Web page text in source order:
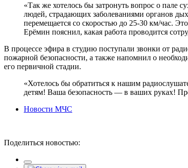
«Так же хотелось бы затронуть вопрос о пале
людей, страдающих заболеваниями органов
перемещается со скоростью до 25-30 км/час.
Ерёмин пояснил, какая работа проводится
В процессе эфира в студию поступали звонки от
пожарной безопасности, а также напомнил о
его первичной стадии.
«Хотелось бы обратиться к нашим
детям! Ваша безопасность — в ваших руках!
Новости МЧС
Поделиться новостью: